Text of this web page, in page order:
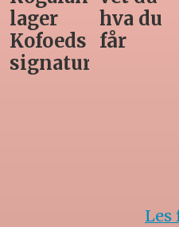
hva du
får
Les